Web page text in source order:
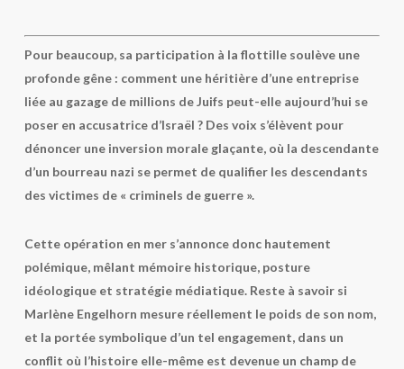
Pour beaucoup, sa participation à la flottille soulève une
profonde gêne : comment une héritière d’une entreprise
liée au gazage de millions de Juifs peut-elle aujourd’hui se
poser en accusatrice d’Israël ? Des voix s’élèvent pour
dénoncer une inversion morale glaçante, où la descendante
d’un bourreau nazi se permet de qualifier les descendants
des victimes de « criminels de guerre ».
Cette opération en mer s’annonce donc hautement
polémique, mêlant mémoire historique, posture
idéologique et stratégie médiatique. Reste à savoir si
Marlène Engelhorn mesure réellement le poids de son nom,
et la portée symbolique d’un tel engagement, dans un
conflit où l’histoire elle-même est devenue un champ de